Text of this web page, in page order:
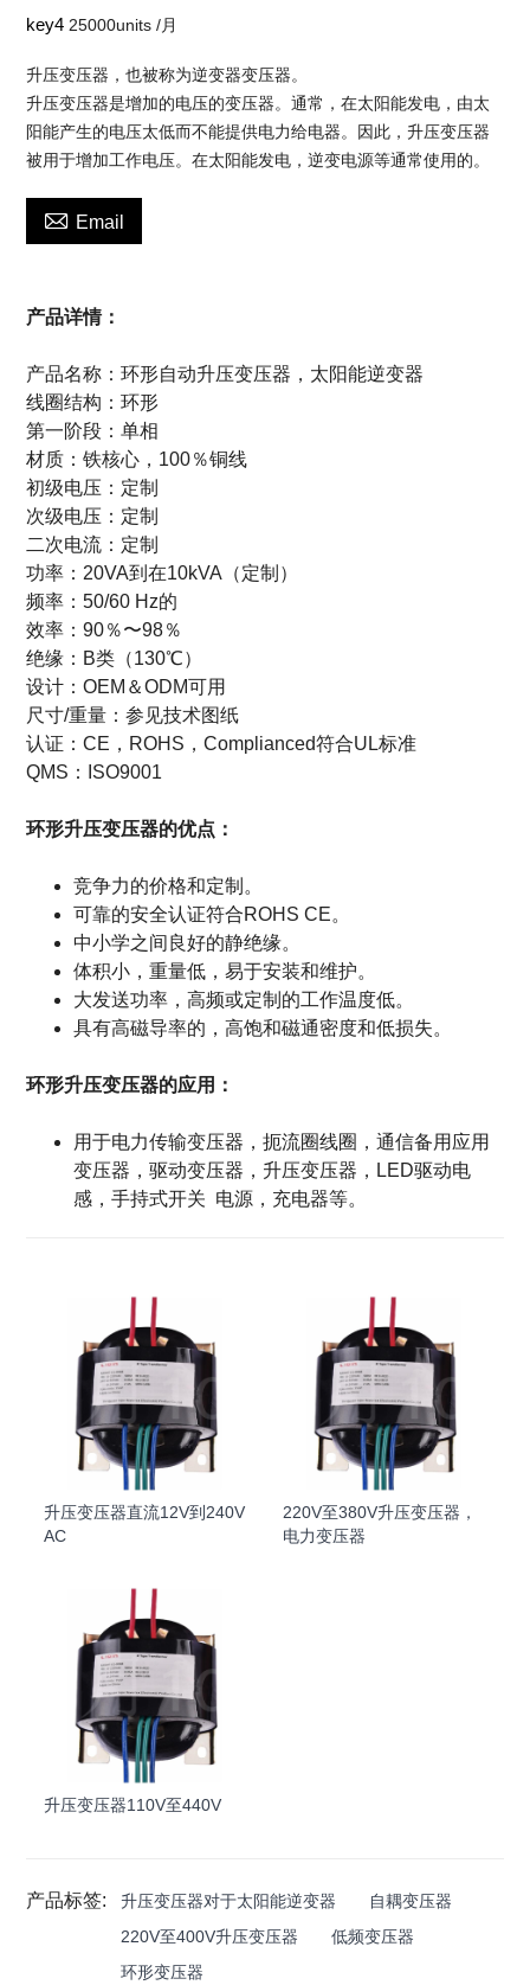
key4 25000units /月
升压变压器，也被称为逆变器变压器。
升压变压器是增加的电压的变压器。通常，在太阳能发电，由太
阳能产生的电压太低而不能提供电力给电器。因此，升压变压器
被用于增加工作电压。在太阳能发电，逆变电源等通常使用的。
 Email
产品详情：
产品名称：环形自动升压变压器，太阳能逆变器
线圈结构：环形
第一阶段：单相
材质：铁核心，100％铜线
初级电压：定制
次级电压：定制
二次电流：定制
功率：20VA到在10kVA（定制）
频率：50/60 Hz的
效率：90％〜98％
绝缘：B类（130℃）
设计：OEM＆ODM可用
尺寸/重量：参见技术图纸
认证：CE，ROHS，Complianced符合UL标准
QMS：ISO9001
环形升压变压器的优点：
竞争力的价格和定制。
可靠的安全认证符合ROHS CE。
中小学之间良好的静绝缘。
体积小，重量低，易于安装和维护。
大发送功率，高频或定制的工作温度低。
具有高磁导率的，高饱和磁通密度和低损失。
环形升压变压器的应用：
用于电力传输变压器，扼流圈线圈，通信备用应用
变压器，驱动变压器，升压变压器，LED驱动电
感，手持式开关 电源，充电器等。
升压变压器直流12V到240V
AC
220V至380V升压变压器，
电力变压器
升压变压器110V至440V
产品标签: 升压变压器对于太阳能逆变器
自耦变压器
220V至400V升压变压器
低频变压器
环形变压器